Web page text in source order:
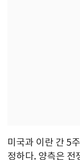
미국과 이란 간 5
정하다. 양측은 전